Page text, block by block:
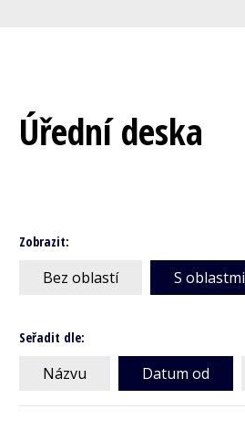
Úřední deska
Zobrazit:
Bez oblastí S oblastmi
Seřadit dle:
Názvu Datum od